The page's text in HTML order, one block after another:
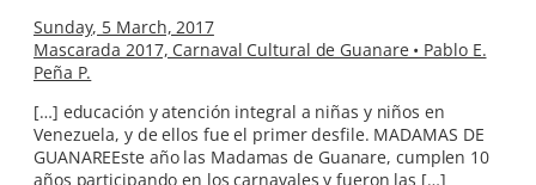
Sunday, 5 March, 2017
Mascarada 2017, Carnaval Cultural de Guanare • Pablo E.
Peña P.
[…] educación y atención integral a niñas y niños en
Venezuela, y de ellos fue el primer desfile. MADAMAS DE
GUANAREEste año las Madamas de Guanare, cumplen 10
años participando en los carnavales y fueron las […]